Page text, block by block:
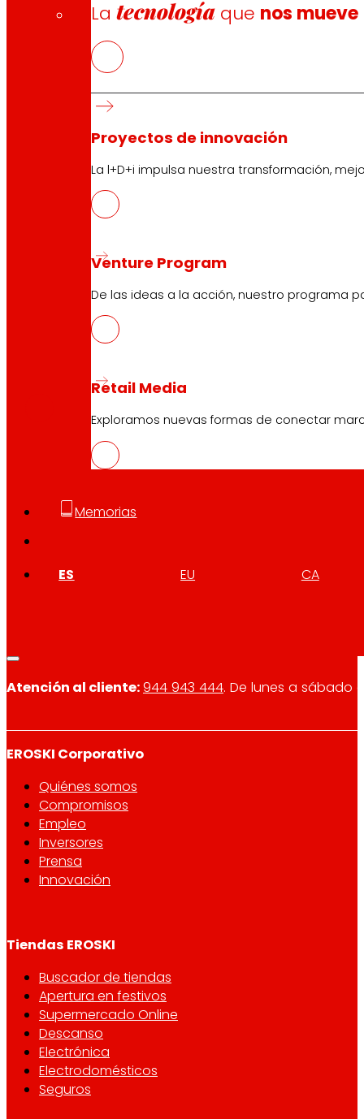
Latecnología que nos mueve
Proyectos de innovación
La l+D+i impulsa nuestra transformación,
Venture Program
De las ideas a la acción, nuestro programa
Retail Media
Exploramos nuevas formas de conectar
Memorias
ES EU CA
Síguenos
Atención al cliente:944 943 444. De lunes a sábado
EROSKI Corporativo
Quiénes somos
Compromisos
Empleo
Inversores
Prensa
Innovación
Tiendas EROSKI
Buscador de tiendas
Apertura en festivos
Supermercado Online
Descanso
Electrónica
Electrodomésticos
Seguros